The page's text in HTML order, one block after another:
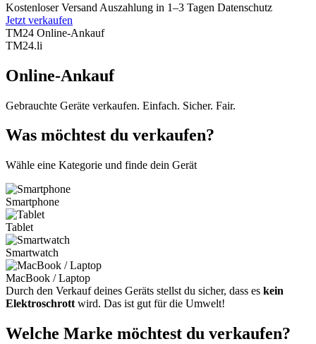
Kostenloser Versand Auszahlung in 1–3 Tagen Datenschutz
Jetzt verkaufen
TM24 Online-Ankauf
TM24.li
Online-Ankauf
Gebrauchte Geräte verkaufen. Einfach. Sicher. Fair.
Was möchtest du verkaufen?
Wähle eine Kategorie und finde dein Gerät
Smartphone
Tablet
Smartwatch
MacBook / Laptop
Durch den Verkauf deines Geräts stellst du sicher, dass es kein
Elektroschrott wird. Das ist gut für die Umwelt!
Welche Marke möchtest du verkaufen?